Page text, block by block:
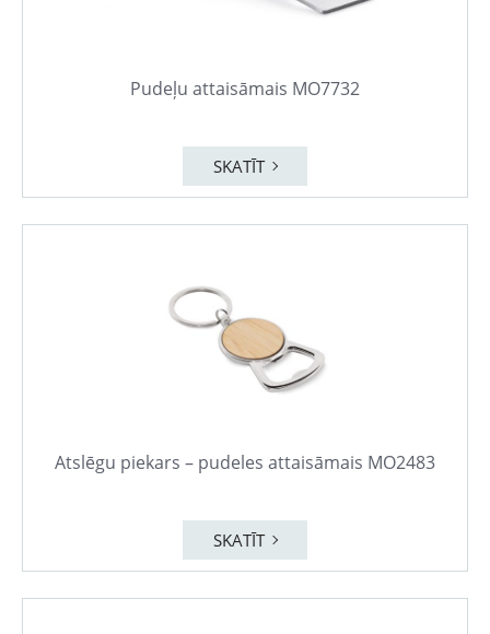
Pudeļu attaisāmais MO7732
SKATĪT
Atslēgu piekars – pudeles attaisāmais MO2483
SKATĪT